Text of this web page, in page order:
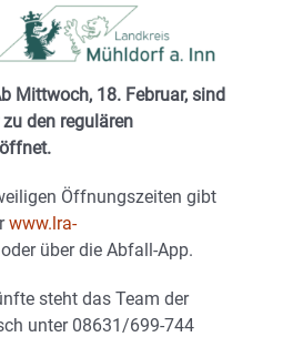
Mittwoch, 18. Februar, sind
den regulären
Öffnungszeiten gibt
www.lra-
oder über die Abfall-App.
steht das Team der
unter 08631/699-744